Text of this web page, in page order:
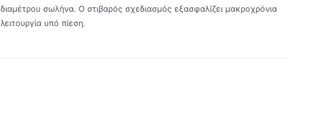
διαμέτρου σωλήνα. Ο στιβαρός σχεδιασμός εξασφαλίζει μακροχρόνια
λειτουργία υπό πίεση.